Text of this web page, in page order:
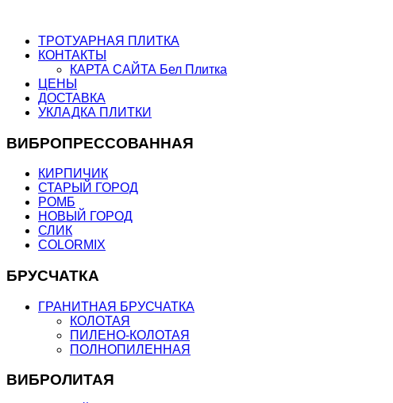
ТРОТУАРНАЯ ПЛИТКА
КОНТАКТЫ
КАРТА САЙТА Бел Плитка
ЦЕНЫ
ДОСТАВКА
УКЛАДКА ПЛИТКИ
ВИБРОПРЕССОВАННАЯ
КИРПИЧИК
СТАРЫЙ ГОРОД
РОМБ
НОВЫЙ ГОРОД
СЛИК
COLORMIX
БРУСЧАТКА
ГРАНИТНАЯ БРУСЧАТКА
КОЛОТАЯ
ПИЛЕНО-КОЛОТАЯ
ПОЛНОПИЛЕННАЯ
ВИБРОЛИТАЯ